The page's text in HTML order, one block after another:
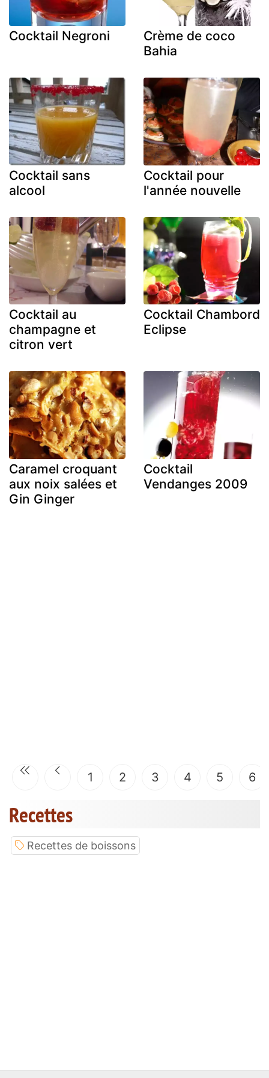
Cocktail Negroni
Crème de coco
Bahia
Cocktail sans
alcool
Cocktail pour
l'année nouvelle
Cocktail au
champagne et
citron vert
Cocktail Chambord
Eclipse
Caramel croquant
aux noix salées et
Gin Ginger
Cocktail
Vendanges 2009
1 2 3 4 5 6
Recettes
Recettes de boissons